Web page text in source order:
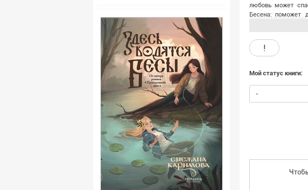
любовь может
Бесена: поможет
людей, чтобы
«Приплывший
В новом романе
для себя, что же
!
Мой статус книги:
-